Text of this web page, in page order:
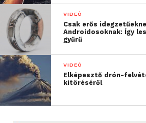
VIDEÓ
Csak erős
Androidosoknak: Így
gyűrű
VIDEÓ
Elképesztő drón-
kitöréséről